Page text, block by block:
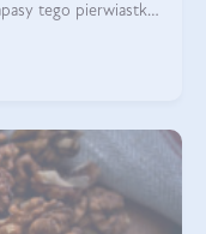
tego pierwiastka.